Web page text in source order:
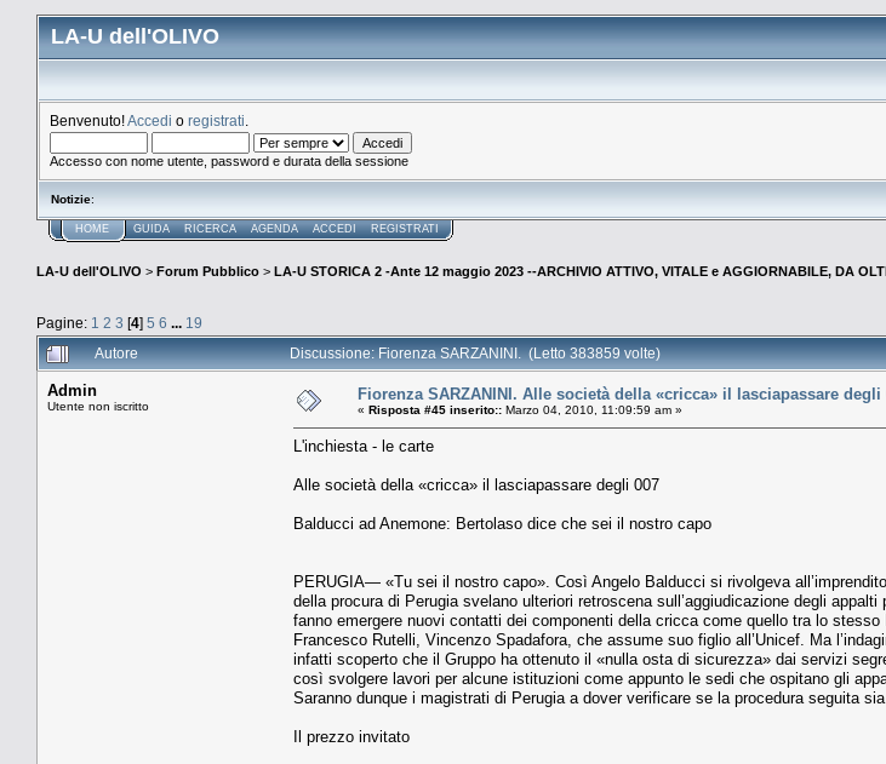
LA-U dell'OLIVO
Benvenuto!Accedi o registrati
Accesso con nome utente, password e durata della sessione
Notizie:
HOME GUIDA RICERCA AGENDA ACCEDI REGISTRATI
LA-U dell'OLIVO > Forum Pubblico > LA-U STORICA 2 -Ante 12 maggio 2023 --ARCHIVIO ATTIVO, VITALE e AGGIORNABILE, DA
Pagine: 1 2 3 [4] 5 6 ... 19
Autore Discussione: Fiorenza SARZANINI. (Letto 383859 volte)
Admin
Utente non iscritto
Fiorenza SARZANINI. Alle società della «cricca» il lasciapassare degli
« Risposta #45 inserito:: Marzo 04, 2010, 11:09:59 am »
L'inchiesta - le carte
Alle società della «cricca» il lasciapassare degli 007
Balducci ad Anemone: Bertolaso dice che sei il nostro capo
PERUGIA— «Tu sei il nostro capo». Così Angelo Balducci si rivolgeva
della procura di Perugia svelano ulteriori retroscena sull’aggiudicazione degli
fanno emergere nuovi contatti dei componenti della cricca come quello tra lo
Francesco Rutelli, Vincenzo Spadafora, che assume suo figlio all’Unicef. Ma
infatti scoperto che il Gruppo ha ottenuto il «nulla osta di sicurezza» dai servizi
così svolgere lavori per alcune istituzioni come appunto le sedi che ospitano gli
Saranno dunque i magistrati di Perugia a dover verificare se la procedura seguita
Il prezzo invitato